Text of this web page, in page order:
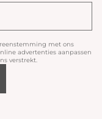
met ons
advertenties aanpassen
verstrekt.